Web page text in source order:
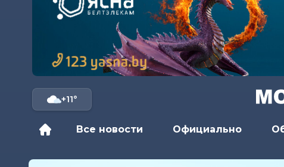
+11°
Все новости Официально